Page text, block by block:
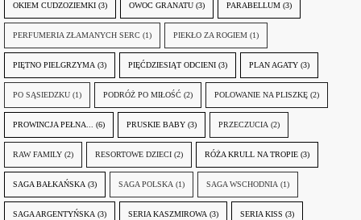
OKIEM CUDZOZIEMKI (3) OWOC GRANATU (3) PARABELLUM (3)
PERFUMERIA ZŁAMANYCH SERC (1) PIEKŁO ZA ROGIEM (1)
PIĘTNO PIELGRZYMA (3) PIĘĆDZIESIĄT ODCIENI (3) PLAN AGATY (3)
PO SĄSIEDZKU (1) PODRÓŻ PO MIŁOŚĆ (2) POLOWANIE NA PLISZKĘ (2)
PROWINCJA PEŁNA... (6) PRUSKIE BABY (3) PRZECZUCIA (2)
RAW FAMILY (2) RESORTOWE DZIECI (2) RÓŻA KRULL NA TROPIE (3)
SAGA BAŁKAŃSKA (3) SAGA POLSKA (1) SAGA WSCHODNIA (1)
SAGA ARGENTYŃSKA (3) SERIA KASZMIROWA (3) SERIA KISS (3)